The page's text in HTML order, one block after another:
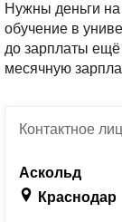
Нужны деньги на
обучение в
до зарплаты
месячную
Контактное
Аскольд
Краснодар